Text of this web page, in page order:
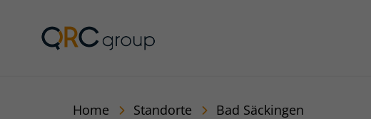
Home Standorte Bad Säckingen